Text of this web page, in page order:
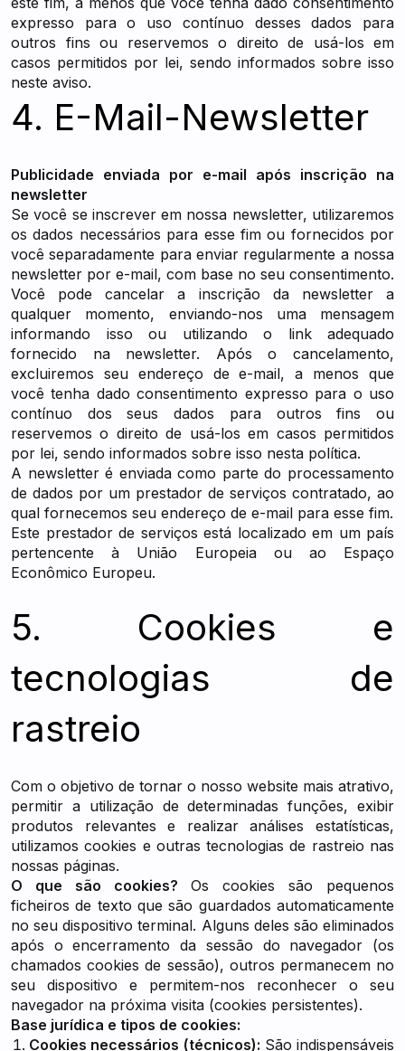
expresso para o uso contínuo desses dados para
outros fins ou reservemos o direito de usá-los em
casos permitidos por lei, sendo informados sobre isso
neste aviso.
4. E-Mail-Newsletter
Publicidade enviada por e-mail após inscrição na
newsletter
Se você se inscrever em nossa newsletter, utilizaremos
os dados necessários para esse fim ou fornecidos por
você separadamente para enviar regularmente a nossa
newsletter por e-mail, com base no seu consentimento.
Você pode cancelar a inscrição da newsletter a
qualquer momento, enviando-nos uma mensagem
informando isso ou utilizando o link adequado
fornecido na newsletter. Após o cancelamento,
excluiremos seu endereço de e-mail, a menos que
você tenha dado consentimento expresso para o uso
contínuo dos seus dados para outros fins ou
reservemos o direito de usá-los em casos permitidos
por lei, sendo informados sobre isso nesta política.
A newsletter é enviada como parte do processamento
de dados por um prestador de serviços contratado, ao
qual fornecemos seu endereço de e-mail para esse fim.
Este prestador de serviços está localizado em um país
pertencente à União Europeia ou ao Espaço
Econômico Europeu.
5. Cookies e
tecnologias de
rastreio
Com o objetivo de tornar o nosso website mais atrativo,
permitir a utilização de determinadas funções, exibir
produtos relevantes e realizar análises estatísticas,
utilizamos cookies e outras tecnologias de rastreio nas
nossas páginas.
O que são cookies? Os cookies são pequenos
ficheiros de texto que são guardados automaticamente
no seu dispositivo terminal. Alguns deles são eliminados
após o encerramento da sessão do navegador (os
chamados cookies de sessão), outros permanecem no
seu dispositivo e permitem-nos reconhecer o seu
navegador na próxima visita (cookies persistentes).
Base jurídica e tipos de cookies:
Cookies necessários (técnicos): São indispensáveis